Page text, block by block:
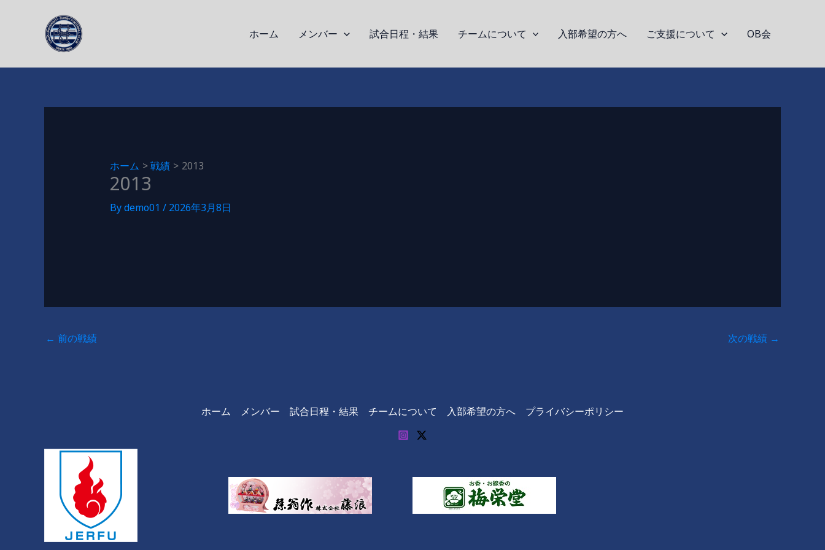
ホーム メンバー 試合日程・結果 チームについて 入部希望の方へ ご支援について OB会
ホーム 戦績 2013
2013
Bydemo01 / 2026年3月8日
← 前の戦績 次の戦績 →
ホーム メンバー 試合日程・結果 チームについて 入部希望の方へ プライバシーポリシー